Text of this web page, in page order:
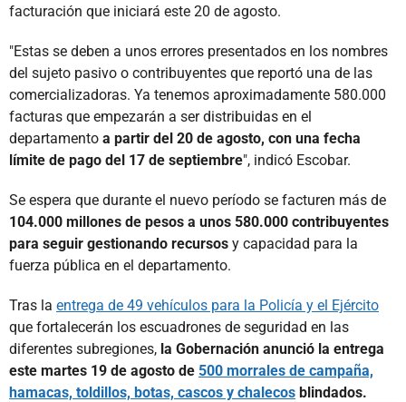
facturación que iniciará este 20 de agosto.
"Estas se deben a unos errores presentados en los nombres
del sujeto pasivo o contribuyentes que reportó una de las
comercializadoras. Ya tenemos aproximadamente 580.000
facturas que empezarán a ser distribuidas en el
departamento a partir del 20 de agosto, con una fecha
límite de pago del 17 de septiembre", indicó Escobar.
Se espera que durante el nuevo período se facturen más de
104.000 millones de pesos a unos 580.000 contribuyentes
para seguir gestionando recursos y capacidad para la
fuerza pública en el departamento.
Tras la entrega de 49 vehículos para la Policía y el Ejército
que fortalecerán los escuadrones de seguridad en las
diferentes subregiones, la Gobernación anunció la entrega
este martes 19 de agosto de 500 morrales de campaña,
hamacas, toldillos, botas, cascos y chalecos blindados.